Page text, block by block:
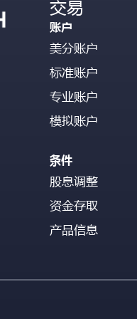
交易
账户
美分账户
标准账户
专业账户
模拟账户
条件
股息调整
资金存取
产品信息